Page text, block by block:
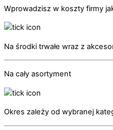
Wprowadzisz w koszty firmy
Na środki trwałe wraz z
Na cały asortyment
Okres zależy od wybranej